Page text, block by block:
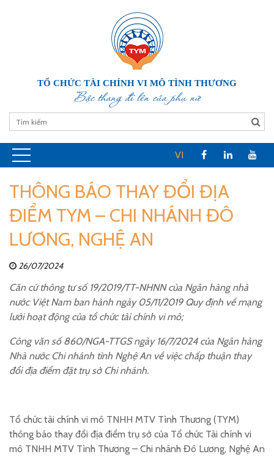
TỔ CHỨC TÀI CHÍNH VI MÔ TÌNH THƯƠNG
Bậc thang đi lên của phụ nữ
VI
THÔNG BÁO THAY ĐỔI ĐỊA
ĐIỂM TYM – CHI NHÁNH ĐÔ
LƯƠNG, NGHỆ AN
26/07/2024
Căn cứ thông tư số 19/2019/TT-NHNN của Ngân hàng nhà
nước Việt Nam ban hành ngày 05/11/2019 Quy định về mạng
lưới hoạt động của tổ chức tài chính vi mô;
Công văn số 860/NGA-TTGS ngày 16/7/2024 của Ngân hàng
Nhà nước Chi nhánh tỉnh Nghệ An về việc chấp thuận thay
đổi địa điểm đặt trụ sở Chi nhánh.
Tổ chức tài chính vi mô TNHH MTV Tình Thương (TYM)
thông báo thay đổi địa điểm trụ sở của Tổ chức Tài chính vi
mô TNHH MTV Tình Thương – Chi nhánh Đô Lương, Nghệ An